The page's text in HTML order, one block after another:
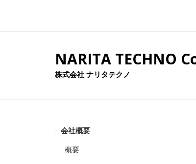
NARITA TECHNO
株式会社 ナリタテクノ
会社概要
概要